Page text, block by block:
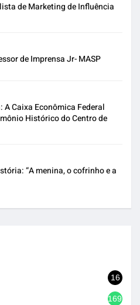
de Marketing de Influência
de Imprensa Jr- MASP
Caixa Econômica Federal
Histórico do Centro de
“A menina, o cofrinho e a
16
1692